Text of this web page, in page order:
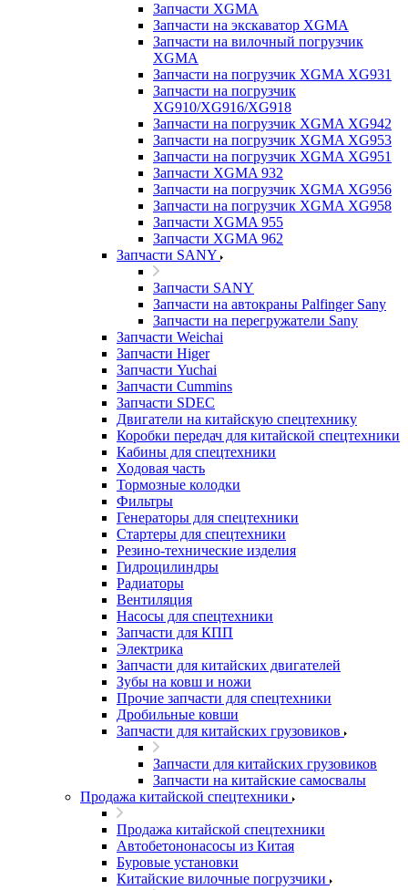
Запчасти XGMA
Запчасти на экскаватор XGMA
Запчасти на вилочный погрузчик
XGMA
Запчасти на погрузчик XGMA XG931
Запчасти на погрузчик
XG910/XG916/XG918
Запчасти на погрузчик XGMA XG942
Запчасти на погрузчик XGMA XG953
Запчасти на погрузчик XGMA XG951
Запчасти XGMA 932
Запчасти на погрузчик XGMA XG956
Запчасти на погрузчик XGMA XG958
Запчасти XGMA 955
Запчасти XGMA 962
Запчасти SANY
Запчасти SANY
Запчасти на автокраны Palfinger Sany
Запчасти на перегружатели Sany
Запчасти Weichai
Запчасти Higer
Запчасти Yuchai
Запчасти Cummins
Запчасти SDEC
Двигатели на китайскую спецтехнику
Коробки передач для китайской спецтехники
Кабины для спецтехники
Ходовая часть
Тормозные колодки
Фильтры
Генераторы для спецтехники
Стартеры для спецтехники
Резино-технические изделия
Гидроцилиндры
Радиаторы
Вентиляция
Насосы для спецтехники
Запчасти для КПП
Электрика
Запчасти для китайских двигателей
Зубы на ковш и ножи
Прочие запчасти для спецтехники
Дробильные ковши
Запчасти для китайских грузовиков
Запчасти для китайских грузовиков
Запчасти на китайские самосвалы
Продажа китайской спецтехники
Продажа китайской спецтехники
Автобетононасосы из Китая
Буровые установки
Китайские вилочные погрузчики